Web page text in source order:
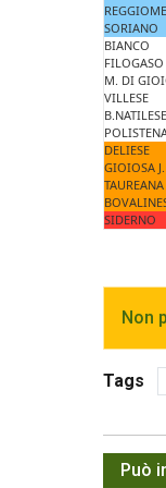
SORIANO
BIANCO
FILOGASO
M. DI
VILLESE
B.NATILESE
DELIESE
GIOIOSA J.
TAUREANA
SIDERNO
Non
Tags
Può